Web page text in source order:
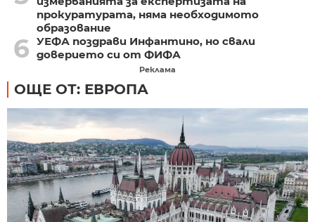
прокуратурата, няма необходимото
образование
6 УЕФА поздрави Инфантино, но свали
доверието си от ФИФА
Реклама
ОЩЕ ОТ: ЕВРОПА